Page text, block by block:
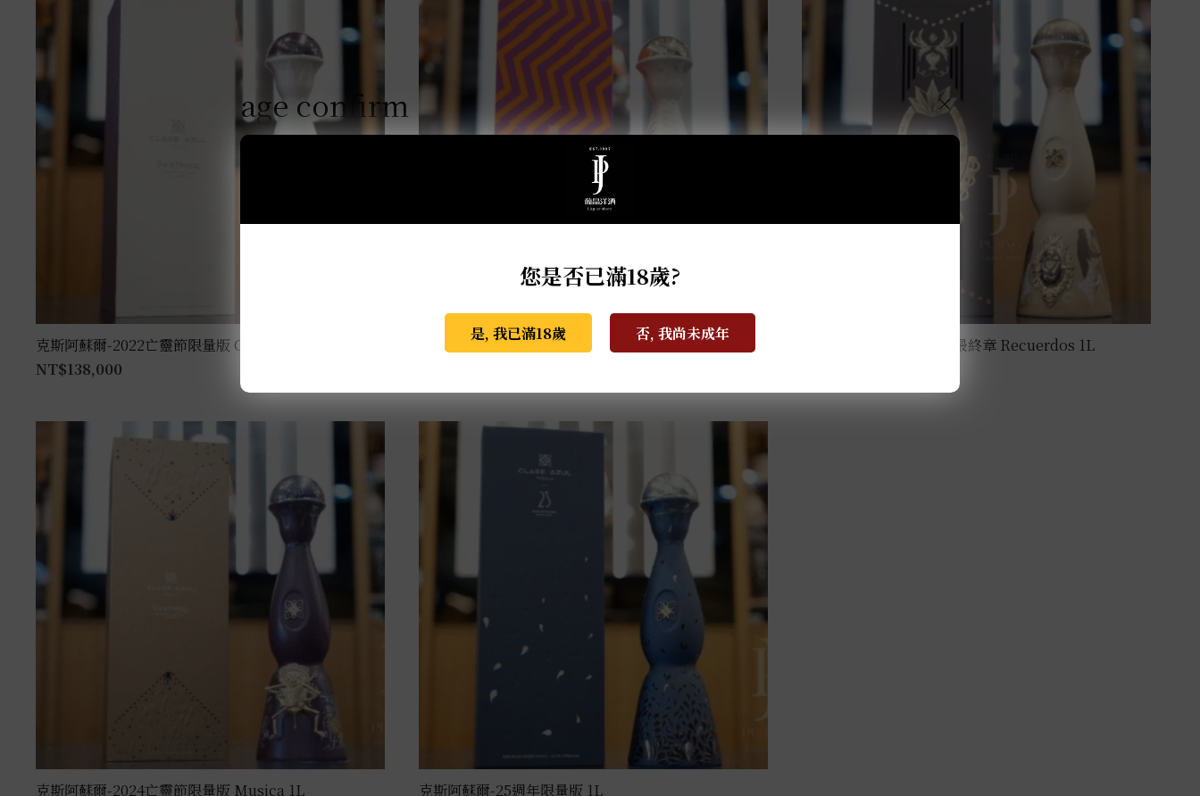
克斯阿蘇爾-2022亡靈節限量版 Colores 1L
NT$138,000
克斯阿蘇爾-冠軍榮耀 世界盃限量版 1L
克斯阿蘇爾-2025亡靈節最終章 Recuerdos 1L
克斯阿蘇爾-2024亡靈節限量版 Musica 1L
克斯阿蘇爾-25週年限量版 1L
age confirm
您是否已滿18歲?
是, 我已滿18歲 否, 我尚未成年
×